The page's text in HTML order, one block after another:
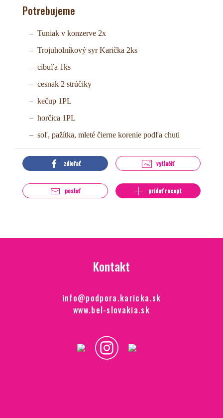
Potrebujeme
Tuniak v konzerve 2x
Trojuholníkový syr Karička 2ks
cibuľa 1ks
cesnak 2 strúčiky
kečup 1PL
horčica 1PL
soľ, pažítka, mleté čierne korenie podľa chuti
zdieľať vytlačiť
poslať pridať recept
Kontakt
info@podpora.karicka.sk
www.bel-slovakia.sk